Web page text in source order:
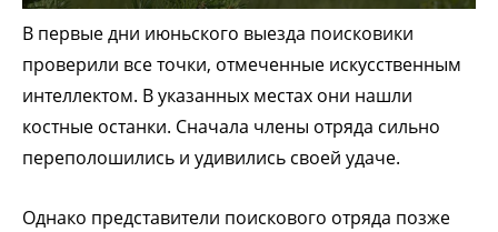
В первые дни июньского выезда поисковики
проверили все точки, отмеченные искусственным
интеллектом. В указанных местах они нашли
костные останки. Сначала члены отряда сильно
переполошились и удивились своей удаче.
Однако представители поискового отряда позже